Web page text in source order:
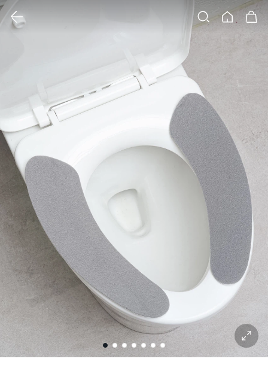
클릭 시 이미지 확대 보기 팝업 열림
1 2 3 4 5 6 7
확대 보기